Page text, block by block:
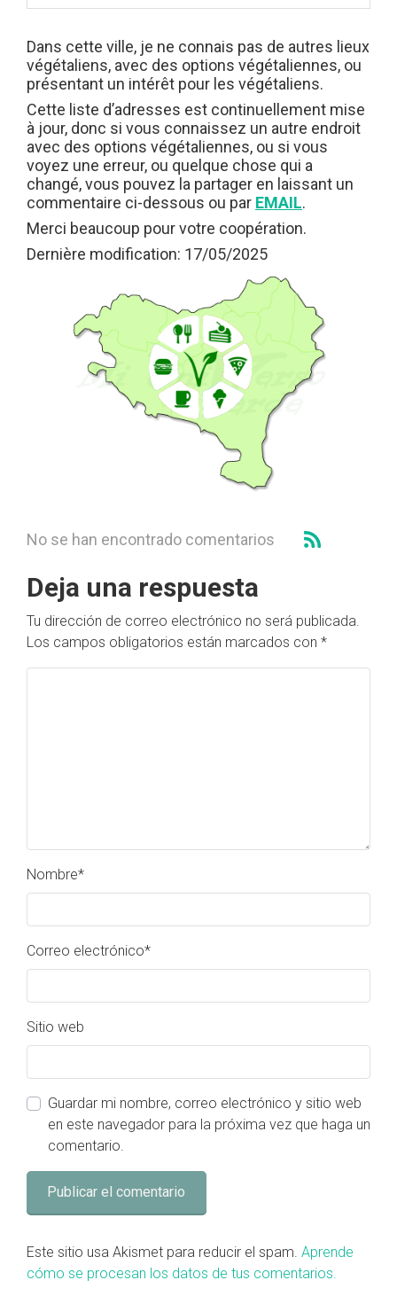
Dans cette ville, je ne connais pas de autres lieux
végétaliens, avec des options végétaliennes, ou
présentant un intérêt pour les végétaliens.
Cette liste d’adresses est continuellement mise
à jour, donc si vous connaissez un autre endroit
avec des options végétaliennes, ou si vous
voyez une erreur, ou quelque chose qui a
changé, vous pouvez la partager en laissant un
commentaire ci-dessous ou par EMAIL.
Merci beaucoup pour votre coopération.
Dernière modification: 17/05/2025
No se han encontrado comentarios
Deja una respuesta
Tu dirección de correo electrónico no será publicada.
Los campos obligatorios están marcados con *
Nombre*
Correo electrónico*
Sitio web
Guardar mi nombre, correo electrónico y sitio web
en este navegador para la próxima vez que haga un
comentario.
Este sitio usa Akismet para reducir el spam. Aprende
cómo se procesan los datos de tus comentarios.